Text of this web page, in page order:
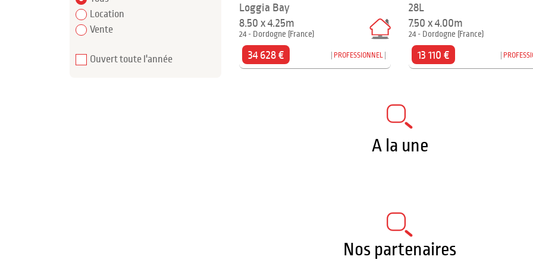
Location
Vente
Ouvert toute l'année
Loggia Bay
8.50 x 4.25m
24 - Dordogne (France)
34 628 € PROFESSIONNEL
28L
7.50 x 4.00m
24 - Dordogne (France)
13 110 €
A la une
Nos partenaires